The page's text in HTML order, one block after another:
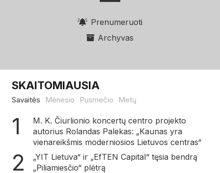
Prenumeruoti
Archyvas
SKAITOMIAUSIA
Savaitės Mėnesio Pusmečio Metų
M. K. Čiurlionio koncertų centro projekto
autorius Rolandas Palekas: „Kaunas yra
vienareikšmis moderniosios Lietuvos centras“
„YIT Lietuva“ ir „EfTEN Capital“ tęsia bendrą
„Piliamiesčio“ plėtrą